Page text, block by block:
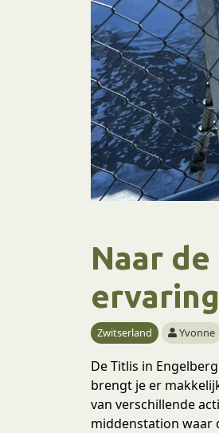
Naar
Zwitserland Yvonne
De Titlis in
brengt je er
van verschillende
middenstation waar